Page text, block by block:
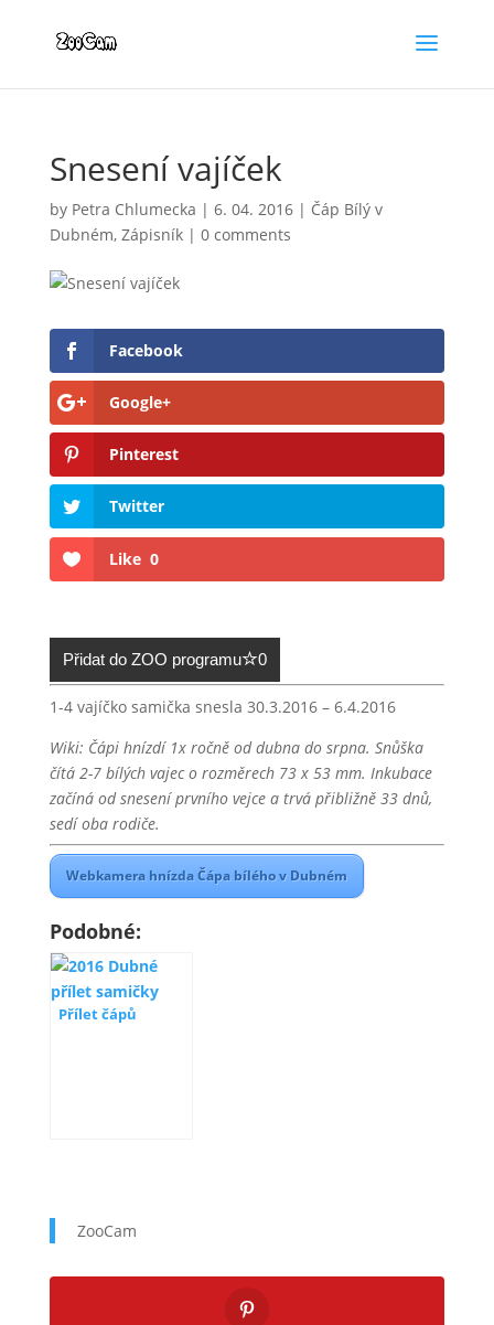
Snesení vajíček
by Petra Chlumecka | 6. 04. 2016| Čáp Bílý v
Dubném, Zápisník| 0 comments
Facebook
Google+
Pinterest
Twitter
Like 0
Přidat do ZOO programu 0
1-4 vajíčko samička snesla 30.3.2016 – 6.4.2016
Wiki: Čápi hnízdí 1x ročně od dubna do srpna. Snůška
čítá 2-7 bílých vajec o rozměrech 73 x 53 mm. Inkubace
začíná od snesení prvního vejce a trvá přibližně 33 dnů,
sedí oba rodiče.
Webkamera hnízda Čápa bílého v Dubném
Podobné:
Přílet čápů
ZooCam